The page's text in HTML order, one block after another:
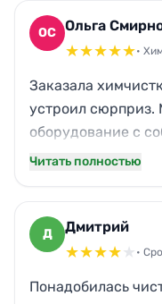
ОС Ольга
★★★★★•
Заказала
устроил сюрприз.
оборудование с
выглядит как
посторонние
пришлось никуда
Читать полностью
Д Дмитрий
★★★★★ •
Понадобилась